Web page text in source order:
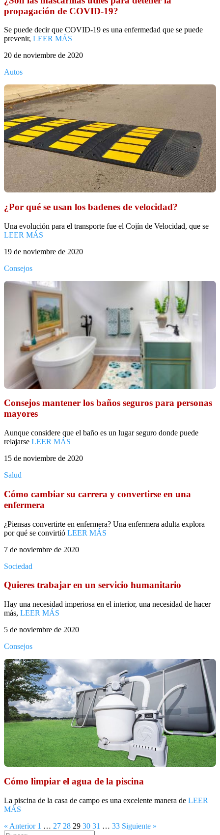
propagación de COVID-19?
Se puede decir que COVID-19 es una enfermedad que se puede
prevenir, LEER MÁS
20 de noviembre de 2020
Autos
¿Por qué se usan los badenes de velocidad?
Una evolución para el transporte fue el Cojín de Velocidad, que se
LEER MÁS
19 de noviembre de 2020
Consejos
Consejos mantener los baños seguros para personas
mayores
Aunque considere que el baño es un lugar seguro donde puede
relajarse LEER MÁS
15 de noviembre de 2020
Salud
Cómo cambiar su carrera y convertirse en una
enfermera
¿Piensas convertirte en enfermera? Una enfermera adulta explora
por qué se convirtió LEER MÁS
7 de noviembre de 2020
Sociedad
Quieres trabajar en un servicio humanitario
Hay una necesidad imperiosa en el interior, una necesidad de hacer
más, LEER MÁS
5 de noviembre de 2020
Consejos
Cómo limpiar el agua de la piscina
La piscina de la casa de campo es una excelente manera de LEER
MÁS
« Anterior 1 … 27 28 29 30 31 … 33 Siguiente »